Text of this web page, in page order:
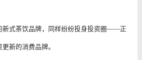
新式茶饮品牌，同样纷纷投身投资圈——正
新的消费品牌。